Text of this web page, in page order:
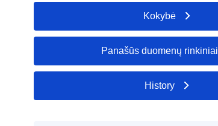
Kokybė
Panašūs duomenų rinkiniai
History